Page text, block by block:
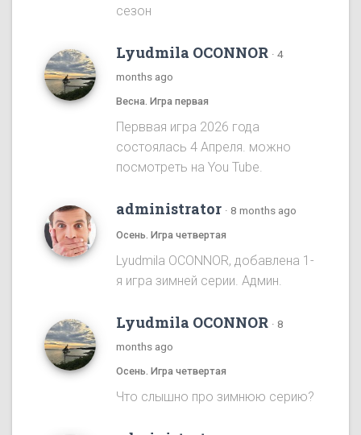
сезон
Lyudmila OCONNOR · 4
months ago
Весна. Игра первая
Перввая игра 2026 года
состоялась 4 Апреля. можно
посмотреть на You Tube.
administrator · 8 months ago
Осень. Игра четвертая
Lyudmila OCONNOR, добавлена 1-
я игра зимней серии. Админ.
Lyudmila OCONNOR · 8
months ago
Осень. Игра четвертая
Что слышно про зимнюю серию?